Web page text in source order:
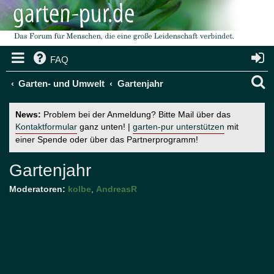
FAQ
Garten- und Umwelt Gartenjahr
News: Problem bei der Anmeldung? Bitte Mail über das
Kontaktformular ganz unten! | garten-pur unterstützen mit
einer Spende oder über das Partnerprogramm!
Gartenjahr
Moderatoren: kolbe AndreasR